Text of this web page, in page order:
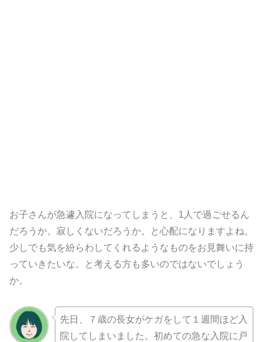
お子さんが急遽入院になってしまうと、1人で過ごせるん
だろうか。寂しくないだろうか。と心配になりますよね。
少しでも気を紛らわしてくれるようなものをお見舞いに持
っていきたいな。と考える方も多いのではないでしょう
か。
先日、７歳の長女がケガをして１週間ほど入
院してしまいました。初めての急な入院に戸